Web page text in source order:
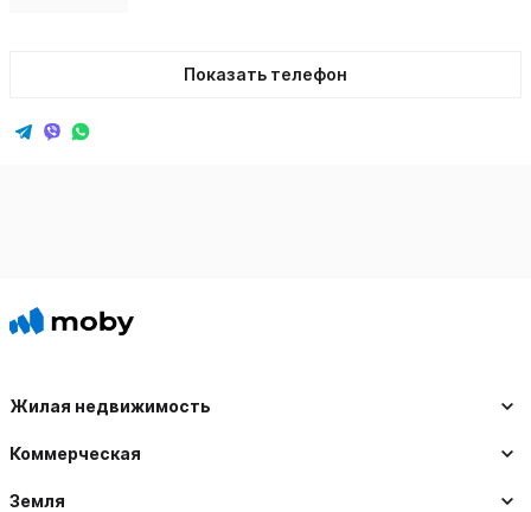
Показать телефон
Жилая недвижимость
Коммерческая
Земля